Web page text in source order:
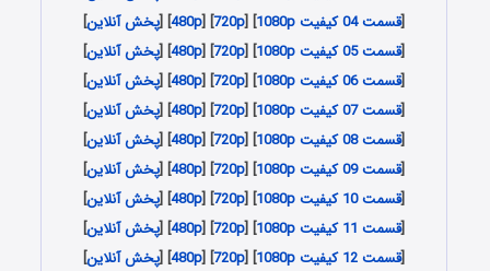
[قسمت 04 کیفیت 1080p ] [
720p
] [
480p
] [پخش آنلاین]
[قسمت 05 کیفیت 1080p ] [
720p
] [
480p
] [پخش آنلاین]
[قسمت 06 کیفیت 1080p ] [
720p
] [
480p
] [پخش آنلاین]
[قسمت 07 کیفیت 1080p ] [
720p
] [
480p
] [پخش آنلاین]
[قسمت 08 کیفیت 1080p ] [
720p
] [
480p
] [پخش آنلاین]
[قسمت 09 کیفیت 1080p ] [
720p
] [
480p
] [پخش آنلاین]
[قسمت 10 کیفیت 1080p ] [
720p
] [
480p
] [پخش آنلاین]
[قسمت 11 کیفیت 1080p ] [
720p
] [
480p
] [پخش آنلاین]
[قسمت 12 کیفیت 1080p ] [
720p
] [
480p
] [پخش آنلاین]